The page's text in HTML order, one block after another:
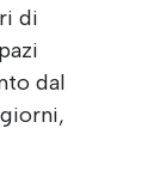
di
dal